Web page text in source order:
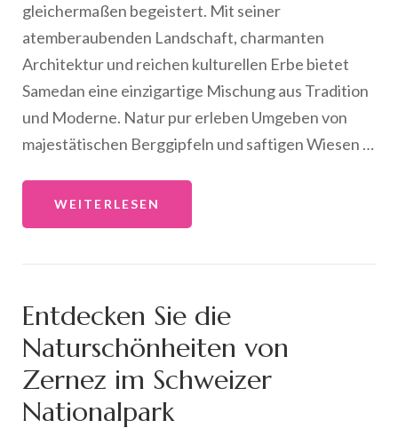
gleichermaßen begeistert. Mit seiner
atemberaubenden Landschaft, charmanten
Architektur und reichen kulturellen Erbe bietet
Samedan eine einzigartige Mischung aus Tradition
und Moderne. Natur pur erleben Umgeben von
majestätischen Berggipfeln und saftigen Wiesen …
WEITERLESEN
Entdecken Sie die
Naturschönheiten von
Zernez im Schweizer
Nationalpark